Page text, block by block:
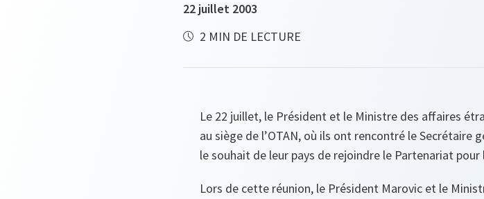
22 juillet 2003
2 MIN DE LECTURE
Le 22 juillet, le Président et le Ministre des affaires
au siège de l’OTAN, où ils ont rencontré le Secrétaire
le souhait de leur pays de rejoindre le Partenariat pour
Lors de cette réunion, le Président Marovic et le